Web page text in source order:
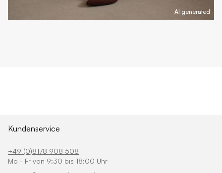
AI generated
Kundenservice
+49 (0)8178 908 508
Mo - Fr von 9:30 bis 18:00 Uhr